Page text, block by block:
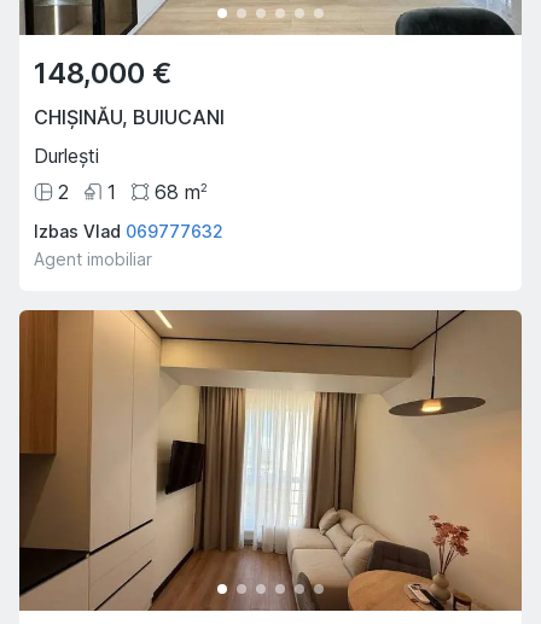
148,000 €
CHIȘINĂU, BUIUCANI
Durlești
2
1 68 m2
Izbas Vlad 069777632
Agent imobiliar